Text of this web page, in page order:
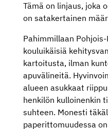
Tämä on linjaus, joka
on satakertainen
Pahimmillaan
kouluikäisiä
kartoitusta, ilman
apuvälineitä.
alueen asukkaat
henkilön kulloinenkin
suhteen. Monesti
paperittomuudessa